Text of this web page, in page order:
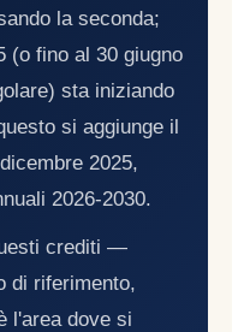
la seconda;
(o fino al 30 giugno
sta iniziando
si aggiunge il
2025,
2026-2030.
crediti —
di riferimento,
l'area dove si